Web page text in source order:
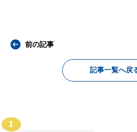
前の記事
記事一覧へ戻
1